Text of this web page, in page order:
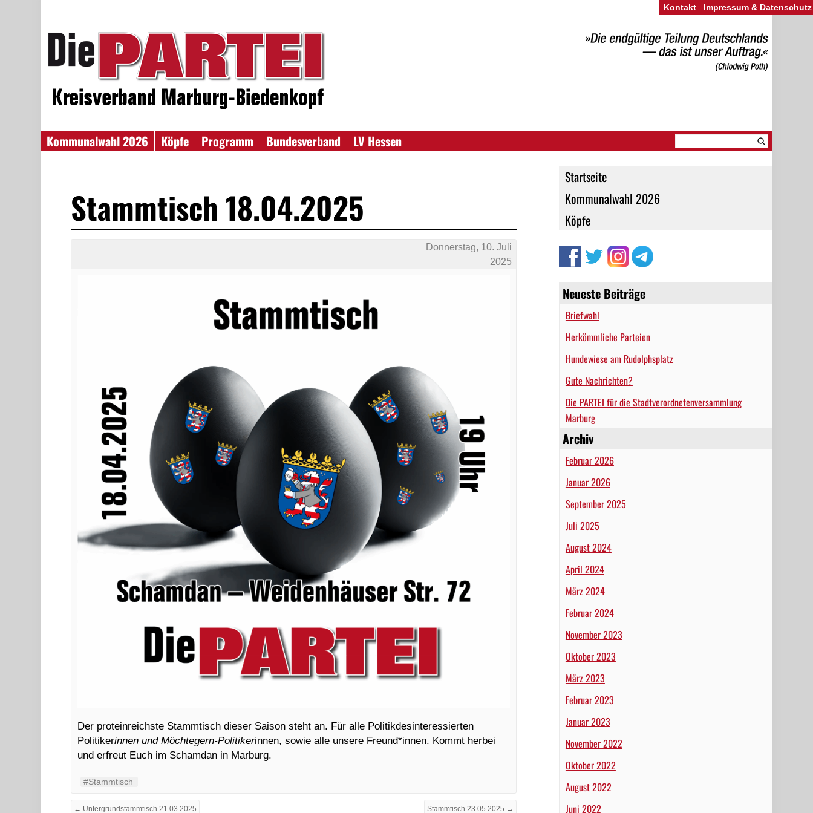
Kommunalwahl 2026 Köpfe Programm Bundesverband
LV Hessen
Startseite
Kommunalwahl 2026
Köpfe
Neueste Beiträge
Briefwahl
Herkömmliche Parteien
Hundewiese am Rudolphsplatz
Gute Nachrichten?
Die PARTEI für die Stadtverordnetenversammlung
Marburg
Archiv
Februar 2026
Januar 2026
September 2025
Juli 2025
August 2024
April 2024
März 2024
Februar 2024
November 2023
Oktober 2023
März 2023
Februar 2023
Januar 2023
November 2022
Oktober 2022
August 2022
Juni 2022
Stammtisch 18.04.2025
Donnerstag, 10. Juli
2025
Der proteinreichste Stammtisch dieser Saison steht an. Für alle Politikdesinteressierten
Politikerinnen und Möchtegern-Politikerinnen, sowie alle unsere Freund*innen. Kommt herbei
und erfreut Euch im Schamdan in Marburg.
#Stammtisch
← Untergrundstammtisch 21.03.2025 Stammtisch 23.05.2025 →
Kontakt Impressum & Datenschutz